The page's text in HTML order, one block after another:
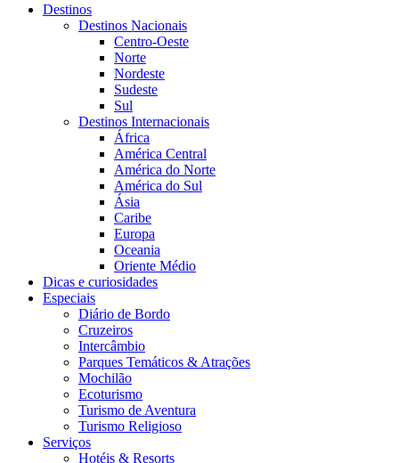
Destinos
Destinos Nacionais
Centro-Oeste
Norte
Nordeste
Sudeste
Sul
Destinos Internacionais
África
América Central
América do Norte
América do Sul
Ásia
Caribe
Europa
Oceania
Oriente Médio
Dicas e curiosidades
Especiais
Diário de Bordo
Cruzeiros
Intercâmbio
Parques Temáticos & Atrações
Mochilão
Ecoturismo
Turismo de Aventura
Turismo Religioso
Serviços
Hotéis & Resorts